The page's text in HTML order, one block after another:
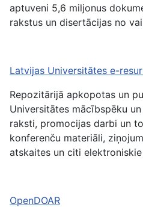
aptuveni 5,6 miljonus
rakstus un disertācijas no
Latvijas Universitātes e-
Repozitārijā apkopotas un
Universitātes mācībspēku
raksti, promocijas darbi un
konferenču materiāli,
atskaites un citi
OpenDOAR